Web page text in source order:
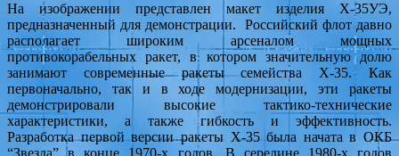
На изображении представлен макет изделия Х-35УЭ,
предназначенный для демонстрации. Российский флот давно
располагает широким арсеналом мощных
противокорабельных ракет, в котором значительную долю
занимают современные ракеты семейства Х-35. Как
первоначально, так и в ходе модернизации, эти ракеты
демонстрировали высокие тактико-технические
характеристики, а также гибкость и эффективность.
Разработка первой версии ракеты Х-35 была начата в ОКБ